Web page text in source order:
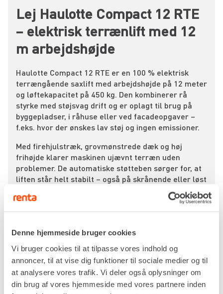
Denne hjemmeside bruger cookies
Vi bruger cookies til at tilpasse vores indhold og
annoncer, til at vise dig funktioner til sociale medier og til
at analysere vores trafik. Vi deler også oplysninger om
din brug af vores hjemmeside med vores partnere inden
Lej Haulotte Compact 12 RTE
– elektrisk terrænlift med 12
m arbejdshøjde
Haulotte Compact 12 RTE er en 100 % elektrisk
terrængående saxlift med arbejdshøjde på 12 meter
og løftekapacitet på 450 kg. Den kombinerer rå
styrke med støjsvag drift og er oplagt til brug på
byggepladser, i råhuse eller ved facadeopgaver –
f.eks. hvor der ønskes lav støj og ingen emissioner.
Med firehjulstræk, grovmønstrede dæk og høj
frihøjde klarer maskinen ujævnt terræn uden
problemer. De automatiske støtteben sørger for, at
liften står helt stabilt – også på skrånende eller løst
tættere på facader. Platformen er stor og solid, og
både folk og grej.
El-driften gør Haulotte Compact 12 RTE til et godt
valg, hvor støj og udstødning er et problem – uden